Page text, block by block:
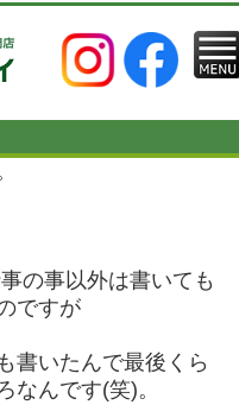
の事以外は書いても
ですが
書いたんで最後くら
なんです(笑)。